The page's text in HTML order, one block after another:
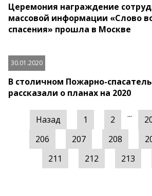
Церемония награждение
массовой информации «Слово
спасения» прошла в Москве
30.01.2020
В столичном Пожарно-
рассказали о планах на 2020
Назад 1 2 ...
206
207 208
211
212 213